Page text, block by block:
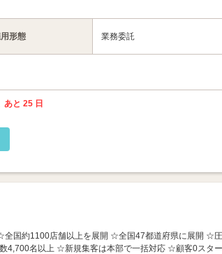
形態 業務委託
あと 25 日
国約1100店舗以上を展開 ☆全国47都道府県に展開 ☆圧
4,700名以上 ☆新規集客は本部で一括対応 ☆顧客0スター